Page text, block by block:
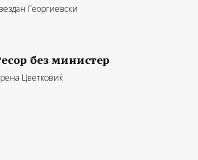
Георгиевски
без министер
Цветковиќ